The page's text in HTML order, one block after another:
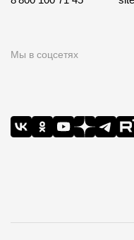
Мы в соцсетях